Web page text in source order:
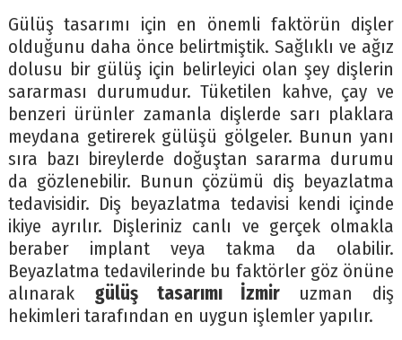
Gülüş tasarımı için en önemli faktörün dişler
olduğunu daha önce belirtmiştik. Sağlıklı ve ağız
dolusu bir gülüş için belirleyici olan şey dişlerin
sararması durumudur. Tüketilen kahve, çay ve
benzeri ürünler zamanla dişlerde sarı plaklara
meydana getirerek gülüşü gölgeler. Bunun yanı
sıra bazı bireylerde doğuştan sararma durumu
da gözlenebilir. Bunun çözümü diş beyazlatma
tedavisidir. Diş beyazlatma tedavisi kendi içinde
ikiye ayrılır. Dişleriniz canlı ve gerçek olmakla
beraber implant veya takma da olabilir.
Beyazlatma tedavilerinde bu faktörler göz önüne
alınarak gülüş tasarımı İzmir uzman diş
hekimleri tarafından en uygun işlemler yapılır.